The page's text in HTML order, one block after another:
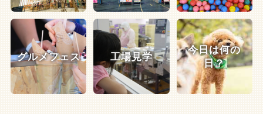
グルメフェス 工場見学
今日は何の
日？